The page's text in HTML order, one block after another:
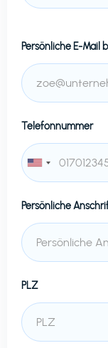
Persönliche E-Mail
Telefonnummer
Persönliche
PLZ